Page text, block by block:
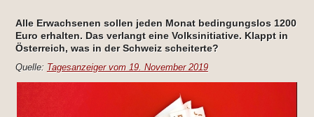
Alle Erwachsenen sollen jeden Monat bedingungslos 1200
Euro erhalten. Das verlangt eine Volksinitiative. Klappt in
Österreich, was in der Schweiz scheiterte?
Quelle: Tagesanzeiger vom 19. November 2019